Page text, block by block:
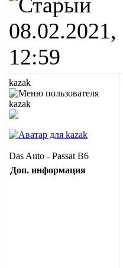
08.02.2021,
12:59
kazak
Das Auto - Passat B6
Доп. информация